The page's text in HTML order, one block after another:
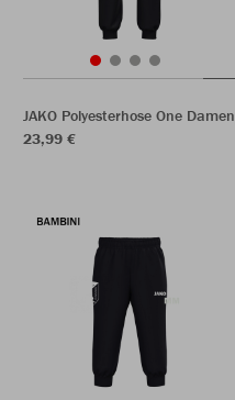
JAKO Polyesterhose One Damen
23,99 €